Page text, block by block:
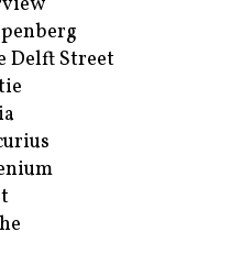
Delft Street